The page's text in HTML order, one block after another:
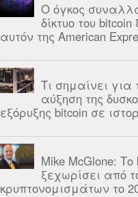
Ο όγκος
δίκτυο του
αυτόν της American
Τι σημαίνει
αύξηση της
εξόρυξης bitcoin σε
Mike McGlone:
ξεχωρίσει από
κρυπτονομισμάτων το